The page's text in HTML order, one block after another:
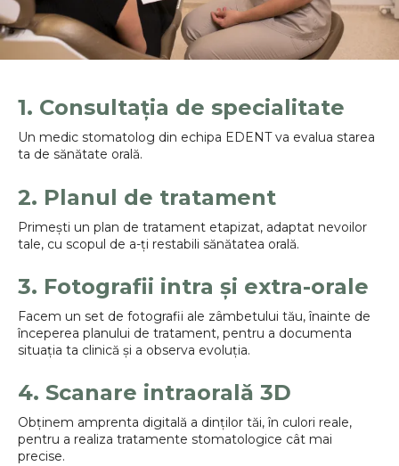
1. Consultația de specialitate
Un medic stomatolog din echipa EDENT va evalua starea
ta de sănătate orală.
2. Planul de tratament
Primești un plan de tratament etapizat, adaptat nevoilor
tale, cu scopul de a-ți restabili sănătatea orală.
3. Fotografii intra și extra-orale
Facem un set de fotografii ale zâmbetului tău, înainte de
începerea planului de tratament, pentru a documenta
situația ta clinică și a observa evoluția.
4. Scanare intraorală 3D
Obținem amprenta digitală a dinților tăi, în culori reale,
pentru a realiza tratamente stomatologice cât mai
precise.